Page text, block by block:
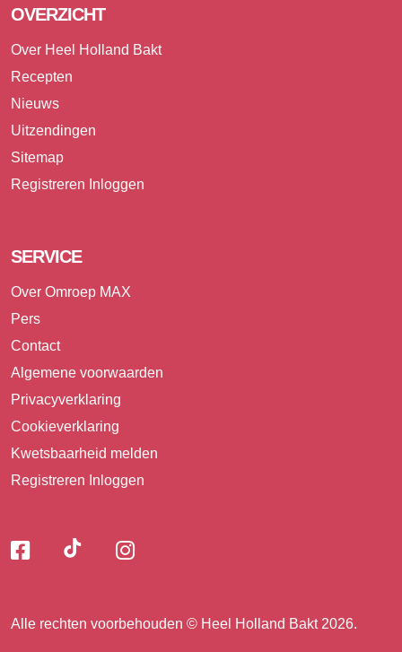
OVERZICHT
Over Heel Holland Bakt
Recepten
Nieuws
Uitzendingen
Sitemap
Registreren Inloggen
SERVICE
Over Omroep MAX
Pers
Contact
Algemene voorwaarden
Privacyverklaring
Cookieverklaring
Kwetsbaarheid melden
Registreren Inloggen
Volg
ons
Volg
Volg
Alle rechten voorbehouden © Heel Holland Bakt 2026.